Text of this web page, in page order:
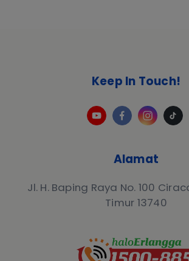
Alamat
Jl. H. Baping Raya No. 100
Timur 13740
Keep In Touch!